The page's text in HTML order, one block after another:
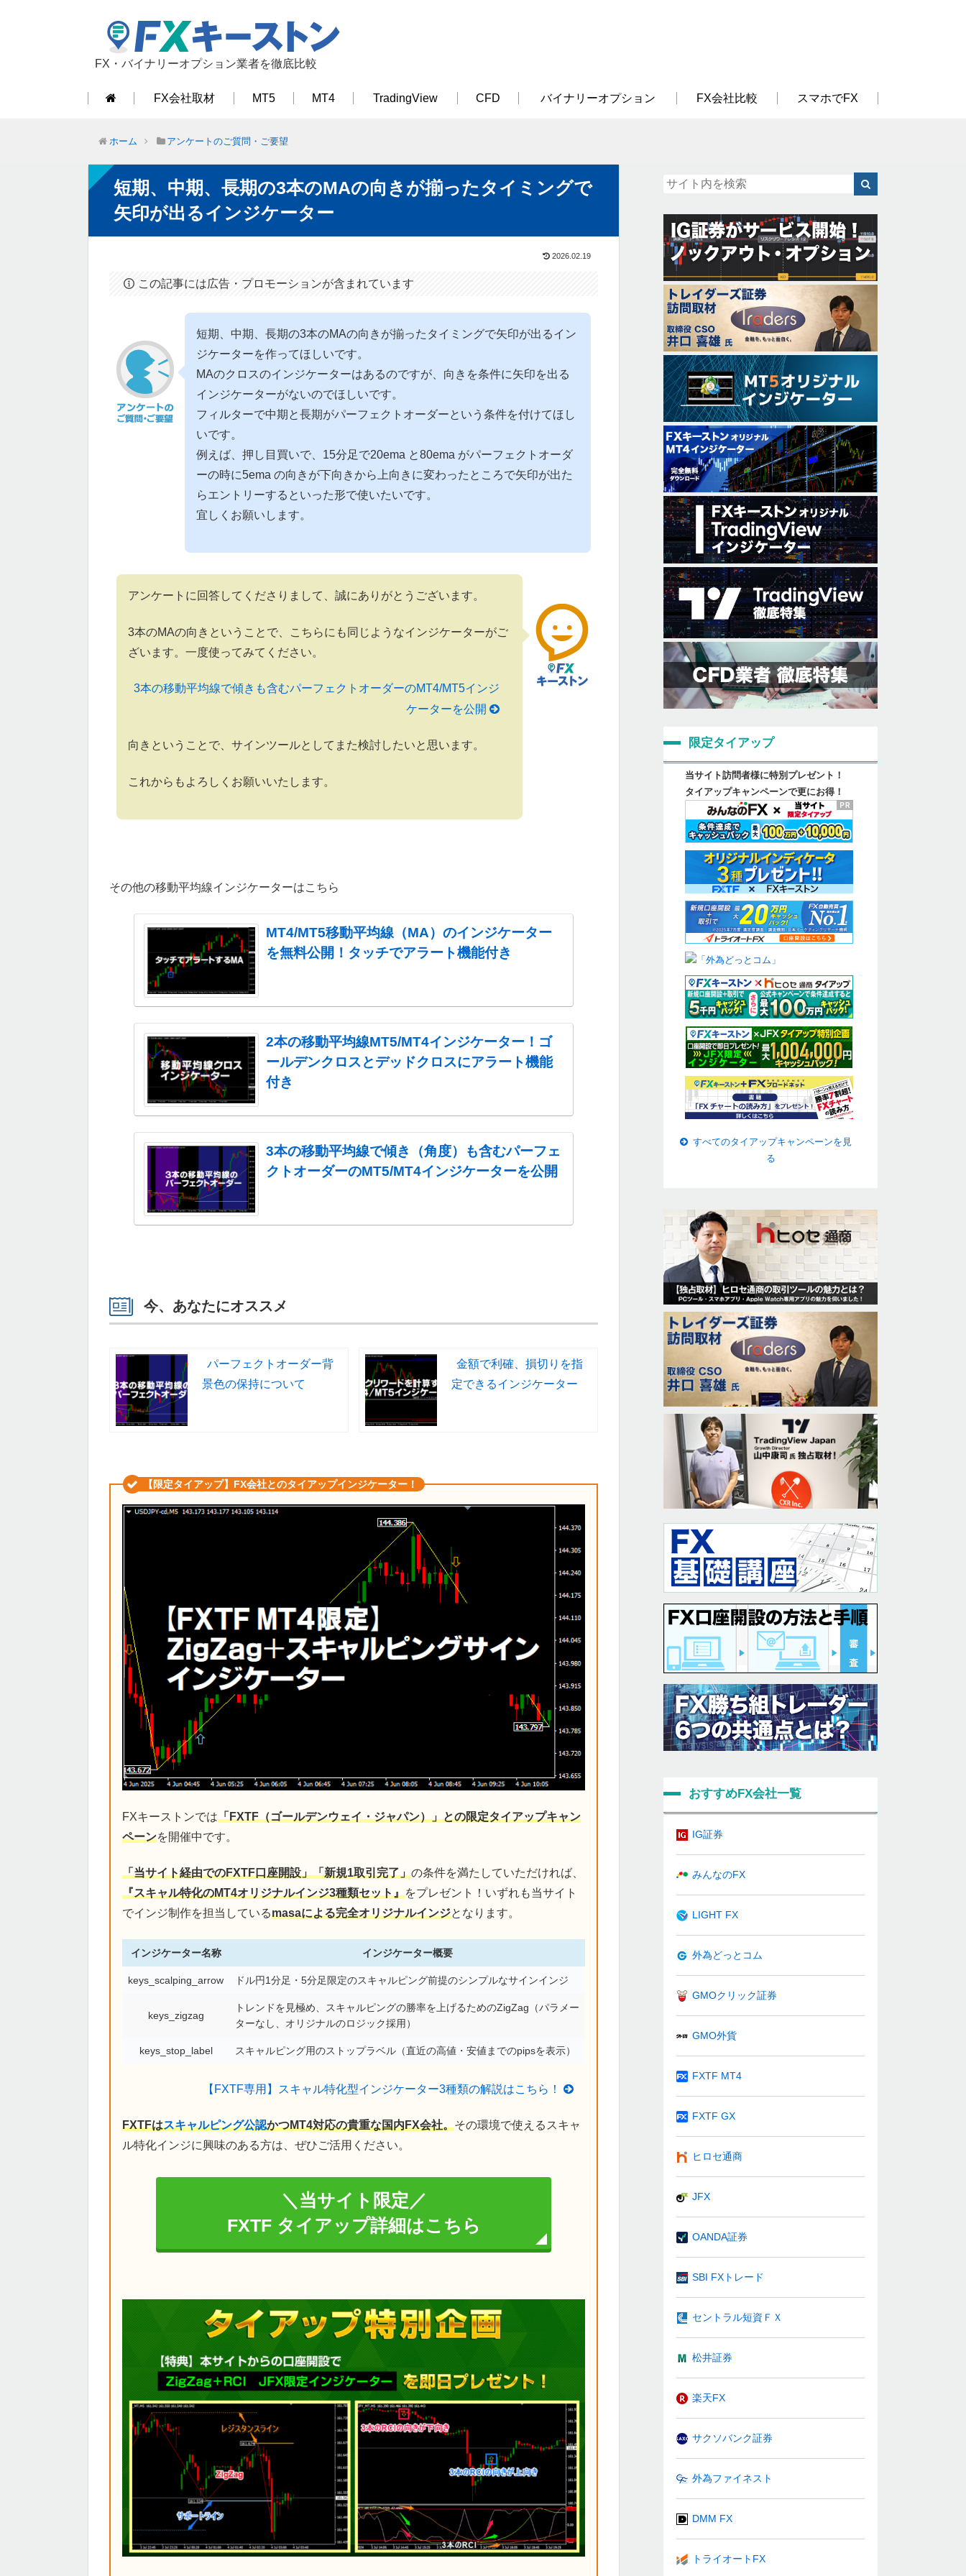
FX・バイナリーオプション業者を徹底比較
FX会社取材 MT5 MT4 TradingView CFD バイナリーオプション FX会社比較 スマホでFX
ホーム アンケートのご質問・ご要望
短期、中期、長期の3本のMAの向きが揃ったタイミングで
矢印が出るインジケーター
2026.02.19
この記事には広告・プロモーションが含まれています
短期、中期、長期の3本のMAの向きが揃ったタイミングで矢印が出るイン
ジケーターを作ってほしいです。
MAのクロスのインジケーターはあるのですが、向きを条件に矢印を出る
インジケーターがないのでほしいです。
フィルターで中期と長期がパーフェクトオーダーという条件を付けてほし
いです。
例えば、押し目買いで、15分足で20ema と80ema がパーフェクトオーダ
ーの時に5ema の向きが下向きから上向きに変わったところで矢印が出た
らエントリーするといった形で使いたいです。
宜しくお願いします。
アンケートに回答してくださりまして、誠にありがとうございます。
3本のMAの向きということで、こちらにも同じようなインジケーターがご
ざいます。一度使ってみてください。
3本の移動平均線で傾きも含むパーフェクトオーダーのMT4/MT5インジ
ケーターを公開
向きということで、サインツールとしてまた検討したいと思います。
これからもよろしくお願いいたします。
その他の移動平均線インジケーターはこちら
MT4/MT5移動平均線（MA）のインジケーター
を無料公開！タッチでアラート機能付き
2本の移動平均線MT5/MT4インジケーター！ゴ
ールデンクロスとデッドクロスにアラート機能
付き
3本の移動平均線で傾き（角度）も含むパーフェ
クトオーダーのMT5/MT4インジケーターを公開
今、あなたにオススメ
パーフェクトオーダー背
景色の保持について
金額で利確、損切りを指
定できるインジケーター
【限定タイアップ】FX会社とのタイアップインジケーター！
FXキーストンでは「FXTF（ゴールデンウェイ・ジャパン）」との限定タイアップキャン
ペーンを開催中です。
「当サイト経由でのFXTF口座開設」「新規1取引完了」の条件を満たしていただければ、
『スキャル特化のMT4オリジナルインジ3種類セット』をプレゼント！いずれも当サイト
でインジ制作を担当しているmasaによる完全オリジナルインジとなります。
インジケーター名称 インジケーター概要
keys_scalping_arrow ドル円1分足・5分足限定のスキャルピング前提のシンプルなサインインジ
keys_zigzag
トレンドを見極め、スキャルピングの勝率を上げるためのZigZag（パラメー
ターなし、オリジナルのロジック採用）
keys_stop_label スキャルピング用のストップラベル（直近の高値・安値までのpipsを表示）
【FXTF専用】スキャル特化型インジケーター3種類の解説はこちら！
FXTFはスキャルピング公認かつMT4対応の貴重な国内FX会社。その環境で使えるスキャ
ル特化インジに興味のある方は、ぜひご活用ください。
＼当サイト限定／
FXTF タイアップ詳細はこちら
限定タイアップ
当サイト訪問者様に特別プレゼント！
タイアップキャンペーンで更にお得！
すべてのタイアップキャンペーンを見
る
おすすめFX会社一覧
IG証券
みんなのFX
LIGHT FX
外為どっとコム
GMOクリック証券
GMO外貨
FXTF MT4
FXTF GX
ヒロセ通商
JFX
OANDA証券
SBI FXトレード
セントラル短資ＦＸ
松井証券
楽天FX
サクソバンク証券
外為ファイネスト
DMM FX
トライオートFX